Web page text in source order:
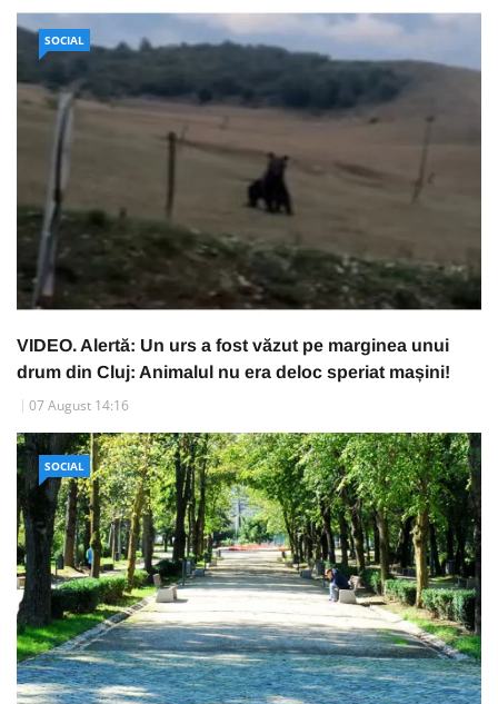
SOCIAL
VIDEO. Alertă: Un urs a fost văzut pe marginea unui
drum din Cluj: Animalul nu era deloc speriat mașini!
07 August 14:16
SOCIAL